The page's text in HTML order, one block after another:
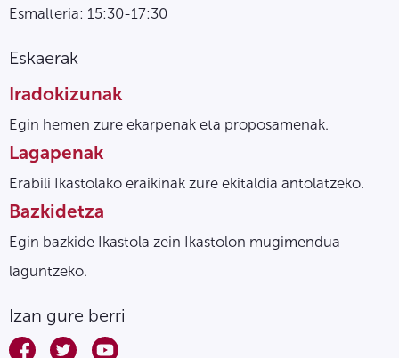
Esmalteria: 15:30-17:30
Eskaerak
Iradokizunak
Egin hemen zure ekarpenak eta proposamenak.
Lagapenak
Erabili Ikastolako eraikinak zure ekitaldia antolatzeko.
Bazkidetza
Egin bazkide Ikastola zein Ikastolon mugimendua
laguntzeko.
Izan gure berri